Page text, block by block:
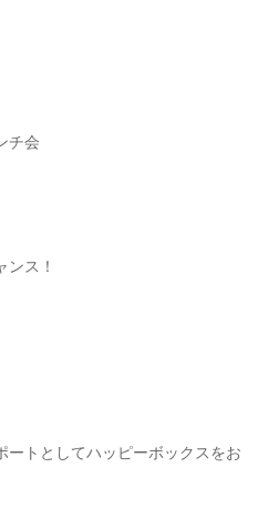
チ会
ス！
ートとしてハッピーボックスをお